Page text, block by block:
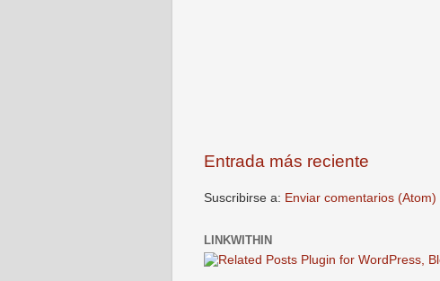
Entrada más reciente
Suscribirse a: Enviar comentarios (Atom)
LINKWITHIN